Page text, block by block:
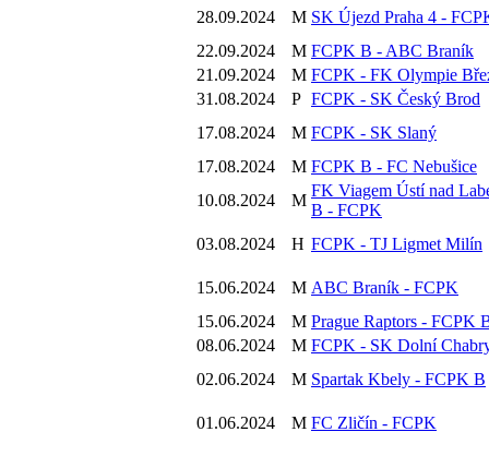
28.09.2024
M SK Újezd Praha 4 -
22.09.2024
M FCPK B - ABC Braník
21.09.2024
M FCPK - FK Olympie
31.08.2024
P FCPK - SK Český Brod
17.08.2024
M FCPK - SK Slaný
17.08.2024
M FCPK B - FC Nebušice
10.08.2024
M
FK Viagem Ústí nad
B - FCPK
03.08.2024
H FCPK - TJ Ligmet Milín
15.06.2024 M ABC Braník - FCPK
15.06.2024
M Prague Raptors - FCPK
08.06.2024
M FCPK - SK Dolní
02.06.2024
M Spartak Kbely - FCPK B
01.06.2024 M FC Zličín - FCPK